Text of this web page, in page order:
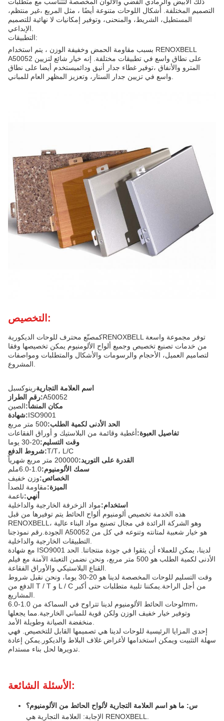
التصميم المختلفة. أشكال اللوحات متنوعة أيضًا ، مثل المربع ،غير منتظم،
المستطيل، الشريط، والمنحنى، وتوفير إمكانيات لا نهائية للتصميم
التطبيقات:
بسبب مقاومة الحمض وخفيفة الوزن ، يتم استخدام RENOXBELL
A50052 على نطاق واسع في تطبيقات مختلفة. إنه خيار شائع لتزيين
المترو والأنفاق ،توفير غطاء جدار أنيق ودائميستخدم أيضا على نطاق
التخصيص:
كمصنّع محترف للوحات الديكوريةRENOXBELL توفر مجموعة واسعة
من خدمات تصنيع تخصيص وجميع ألواح الألومنيوم يمكن تخصيصها وفقا
لتصاميم العميل، الأحجام والرسومات والأشكال والمتطلبات ومواصفات
اسم العلامة التجاريةرينوكسبل
رقم الطراز:A50052
مكان المنشأ:الصين
شهادة:ISO9001
الحد الأدنى لكمية الطلب:500 متر مربع
تفاصيل العبوة:أغطية وقائمة من البلاستيك و أوراق الفقاعات
وقت التسليم:20-30 يوما
شروط الدفع:T/T، L/C
القدرة على التوريد:200000 متر مربع شهرياً
سمك الألومنيوم:1.0-6.0ملم
الخصائص:وزن خفيف
الميزة:مقاومة للصدأ
أنهي:ناعمة
استخدام:مواد الزخرفة الخارجية والداخلية
هذه الخدمة تخصيص ألومنيوم ألواح الحائط يتم توفيرها من قبل
RENOXBELL، وهو الشركة الرائدة في مجال تصنيع مواد البناء عالية
الجودة.رقم نموذجنا A50052 هو خيار شعبية لمتانته وتنوعه في كل من
مع شهادة ISO9001 لدينا، يمكن للعملاء أن يثقوا في جودة منتجاتنا. الحد
الأدنى لكمية الطلب هو 500 متر مربع، ونحن نضمن التعبئة الآمنة مع فيلم
وقت التسليم للوحات المخصصة لدينا هو 20-30 يوما، ونحن نقبل شروط
الدفع من T / T و L / C من أجل الراحة.يمكننا تلبية متطلبات حتى أكبر
لوحات الحائط الألومنيوم لدينا تتراوح في السماكة من 1.0-6.0mm،
وتوفير خيار خفيف الوزن ولكن قوية للمباني الخارجية.مما يجعلها
إحدى المزايا الرئيسية للوحات لدينا هي تصميمها القابل للتخصيص. فهي
سهلة التثبيت ويمكن استخدامها لأغراض غلاف البلاط والديكور.يمكن إعادة
الأسئلة الشائعة:
س: ما هو اسم العلامة التجارية لألواح الحائط من الألومنيوم؟
الإجابة: العلامة التجارية هي RENOXBELL.